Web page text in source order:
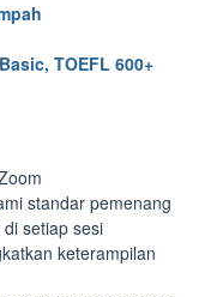
TOEFL 600+
standar pemenang
setiap sesi
keterampilan